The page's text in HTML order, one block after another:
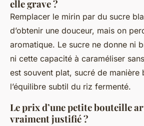
elle grave ?
Remplacer le mirin par du sucre
d’obtenir une douceur, mais on
aromatique. Le sucre ne donne ni
ni cette capacité à caraméliser
est souvent plat, sucré de manière
l’équilibre subtil du riz fermenté.
Le prix d’une petite bouteille
vraiment justifié ?